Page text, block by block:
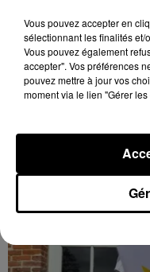
Loir, avec de
LE GRAND
Vous pouvez accepter en
sélectionnant les finalités et/
Vous pouvez également
accepter". Vos préférences
pouvez mettre à jour vos
moment via le lien "Gérer